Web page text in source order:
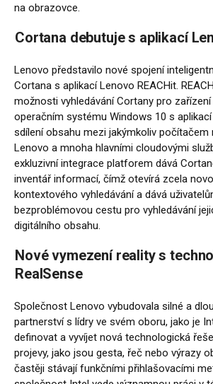
na obrazovce.
Cortana debutuje s aplikací
Lenovo představilo nové spojení
Cortana s aplikací Lenovo REACHit.
možnosti vyhledávání Cortany pro
operačním systému Windows 10 s aplikací
sdílení obsahu mezi jakýmkoliv počítačem
Lenovo a mnoha hlavními cloudovými
exkluzivní integrace platforem dává
inventář informací, čímž otevírá zcela
kontextového vyhledávání a dává
bezproblémovou cestu pro vyhledávání
digitálního obsahu.
Nové vymezení reality s
RealSense
Společnost Lenovo vybudovala silné a
partnerství s lídry ve svém oboru, jako je
definovat a vyvíjet nová technologická
projevy, jako jsou gesta, řeč nebo výrazy
častěji stávají funkčními přihlašovacími